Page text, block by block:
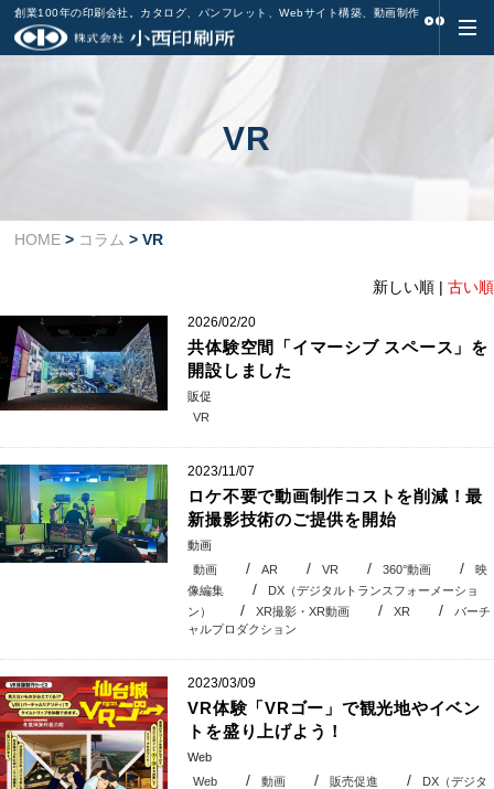
創業100年の印刷会社。カタログ、パンフレット、Webサイト構築、動画制作
VR
HOME > コラム > VR
新しい順 | 古い順
2026/02/20
共体験空間「イマーシブ スペース」を
開設しました
販促
VR
2023/11/07
ロケ不要で動画制作コストを削減！最
新撮影技術のご提供を開始
動画
動画
AR VR 360°動画
映
像編集
DX（デジタルトランスフォーメーショ
ン）
XR撮影・XR動画 XR
バーチ
ャルプロダクション
2023/03/09
VR体験「VRゴー」で観光地やイベン
トを盛り上げよう！
Web
Web
動画 販売促進
DX（デジタ